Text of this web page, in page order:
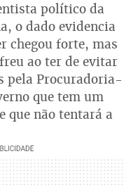
político da
o dado evidencia
chegou forte, mas
ao ter de evitar
pela Procuradoria-
que tem um
que não tentará a